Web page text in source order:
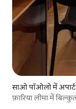
साओ पॉओलो में
फ़ारिया लीमा में